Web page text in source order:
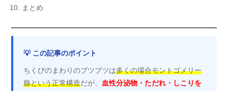
まとめ
💡 この記事のポイント
ちくびのまわりのブツブツは多くの場合モントゴメリー
腺という正常構造だが、 血性分泌物・ただれ・しこりを